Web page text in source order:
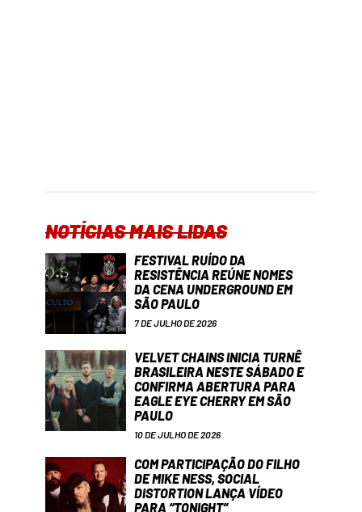
NOTÍCIAS MAIS LIDAS
FESTIVAL RUÍDO DA
RESISTÊNCIA REÚNE NOMES
DA CENA UNDERGROUND EM
SÃO PAULO
7 DE JULHO DE 2026
VELVET CHAINS INICIA TURNÊ
BRASILEIRA NESTE SÁBADO E
CONFIRMA ABERTURA PARA
EAGLE EYE CHERRY EM SÃO
PAULO
10 DE JULHO DE 2026
COM PARTICIPAÇÃO DO FILHO
DE MIKE NESS, SOCIAL
DISTORTION LANÇA VÍDEO
PARA “TONIGHT”